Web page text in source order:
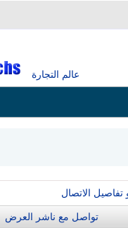
عالم التجارة
تفاصيل الاتصال
تواصل مع ناشر العرض